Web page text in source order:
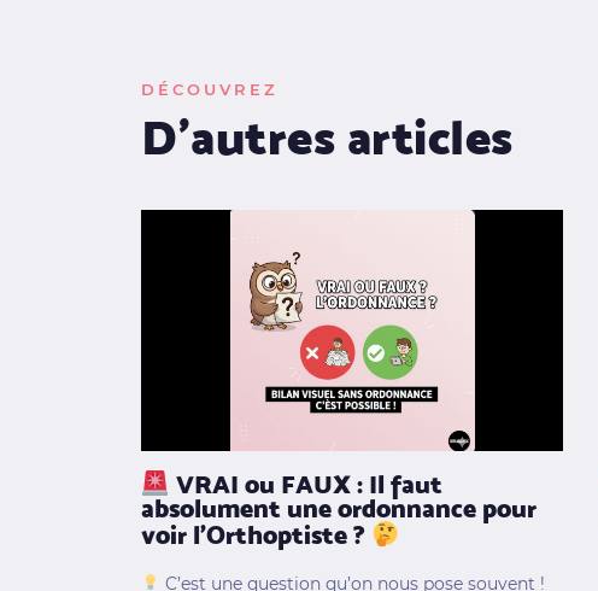
DÉCOUVREZ
D'autres articles
VRAI ou FAUX : Il faut
absolument une ordonnance pour
voir l’Orthoptiste ?
C’est une question qu’on nous pose souvent !